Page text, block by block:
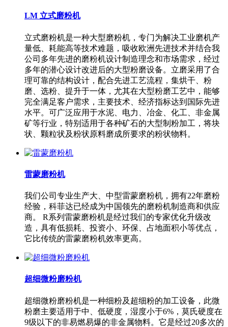
LM 立式磨粉机
立式磨粉机是一种大型磨粉机，专门为解决工业磨机产
量低、耗能高等技术难题，吸收欧洲先进技术并结合我
公司多年先进的磨粉机设计制造理念和市场需求，经过
多年的潜心设计改进后的大型粉磨设备。立磨采用了合
理可靠的结构设计，配合先进工艺流程，集烘干、粉
磨、选粉、提升于一体，尤其在大型粉磨工艺中，能够
完全满足客户需求，主要技术、经济指标达到国际先进
水平。可广泛应用于水泥、电力、冶金、化工、非金属
矿等行业，特别适用于各种矿石的大型制粉加工，将块
状、颗粒状及粉状原料磨成所要求的粉状物料。
雷蒙磨粉机
我们公司专业生产大、中型雷蒙磨粉机，拥有22年磨粉
经验，科菲达已经成为中国领先的磨粉机制造商和供应
商。 R系列雷蒙磨粉机是经过我们的专家优化升级改
造，具有低损耗、投资小、环保、占地面积小等优点，
它比传统的雷蒙磨粉机效率更高。
超细微粉磨粉机
超细微粉磨粉机是一种细粉及超细粉的加工设备，此微
粉磨主要适用于中、低硬度，湿度小于6%，莫氏硬度在
9级以下的非易燃易爆的非金属物料。它是经过20多次的